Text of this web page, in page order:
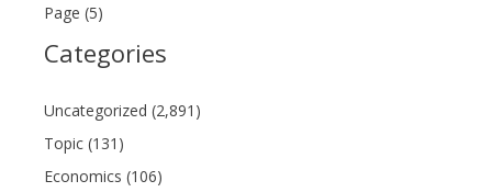
Page (5)
Categories
Uncategorized (2,891)
Topic (131)
Economics (106)